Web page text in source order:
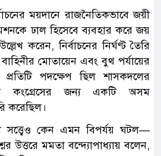
ময়দানে রাজনৈতিকভাবে জয়ী
ঢাল হিসেবে ব্যবহার করে জয়
করেন, নির্বাচনের নির্ঘণ্ট তৈরি
মোতায়েন এবং বুথ পর্যায়ের
প্রতিটি পদক্ষেপ ছিল শাসকদলের
জন্য একটি অসম
করেছিল।
সত্ত্বেও কেন এমন বিপর্যয় ঘটল—
উত্তরে মমতা বন্দ্যোপাধ্যায় বলেন,